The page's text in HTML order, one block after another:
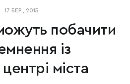
17 БЕР., 2015
побачити
із
міста